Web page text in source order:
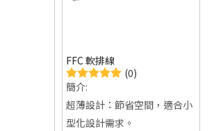
FFC 軟排線
(0)
簡介:
超薄設計：節省空間，適合小
型化設計需求。